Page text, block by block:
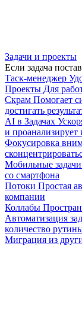
Задачи и проекты
Если задача
Таск-менеджер
Проекты Для
Скрам Помогает
достигать
AI в Задачах
и проанализирует
Фокусировка
Мобильные задачи
со смартфона
Потоки Простая
компании
Коллабы
Автоматизация
количество
Миграция из